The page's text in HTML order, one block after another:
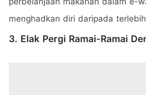
menghadkan diri daripada
3. Elak Pergi Ramai-Ramai